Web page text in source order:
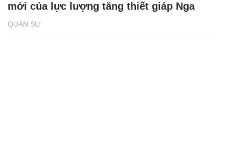
QUÂN SỰ
mới của lực lượng tăng thiết giáp Nga